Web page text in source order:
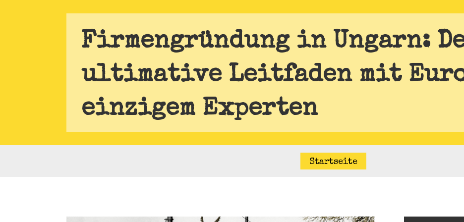
Firmengründung in Ungarn:
ultimative Leitfaden mit
einzigem Experten
Startseite